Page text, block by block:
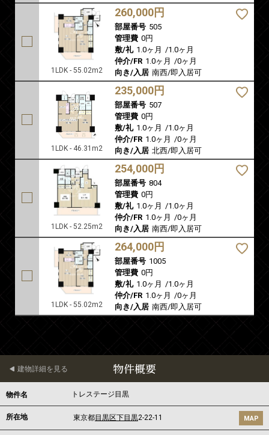
1LDK - 55.02m2
260,000円
部屋番号 505
管理費 0円
敷/礼 1.0ヶ月 /1.0ヶ月
仲介/FR 1.0ヶ月 /0ヶ月
向き/入居 南西/即入居可
1LDK - 46.31m2
235,000円
部屋番号 507
管理費 0円
敷/礼 1.0ヶ月 /1.0ヶ月
仲介/FR 1.0ヶ月 /0ヶ月
向き/入居 北西/即入居可
1LDK - 52.25m2
254,000円
部屋番号 804
管理費 0円
敷/礼 1.0ヶ月 /1.0ヶ月
仲介/FR 1.0ヶ月 /0ヶ月
向き/入居 南西/即入居可
1LDK - 55.02m2
264,000円
部屋番号 1005
管理費 0円
敷/礼 1.0ヶ月 /1.0ヶ月
仲介/FR 1.0ヶ月 /0ヶ月
向き/入居 南西/即入居可
物件概要
建物詳細を見る
物件名 トレステージ目黒
所在地 東京都目黒区下目黒2-22-11 MAP